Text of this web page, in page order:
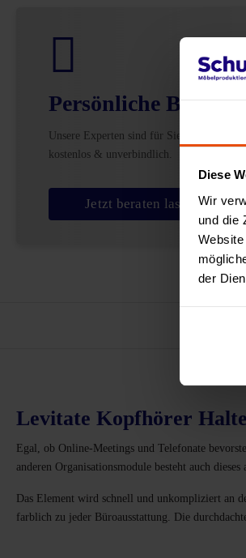
Diese
Wir
und die
der
Persönliche
Unsere Experten sind für Sie da –
kostenlos & unverbindlich.
Jetzt beraten lassen
Levitate Kopfhörer
Egal, ob Online-Meetings und Telefonate
anderen Organisationsmodule besteht auch
Das Element wird schnell und unkompliziert an
farblich zu jeder Büroausstattung. Die